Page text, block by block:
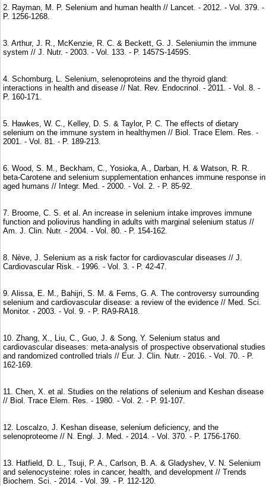
2. Rayman, M. P. Selenium and human health // Lancet. - 2012. - Vol. 379. -
P. 1256-1268.
3. Arthur, J. R., McKenzie, R. C. & Beckett, G. J. Seleniumin the immune
system // J. Nutr. - 2003. - Vol. 133. - P. 1457S-1459S.
4. Schomburg, L. Selenium, selenoproteins and the thyroid gland:
interactions in health and disease // Nat. Rev. Endocrinol. - 2011. - Vol. 8. -
P. 160-171.
5. Hawkes, W. C., Kelley, D. S. & Taylor, P. C. The effects of dietary
selenium on the immune system in healthymen // Biol. Trace Elem. Res. -
2001. - Vol. 81. - P. 189-213.
6. Wood, S. M., Beckham, C., Yosioka, A., Darban, H. & Watson, R. R.
beta-Carotene and selenium supplementation enhances immune response in
aged humans // Integr. Med. - 2000. - Vol. 2. - P. 85-92.
7. Broome, C. S. et al. An increase in selenium intake improves immune
function and poliovirus handling in adults with marginal selenium status //
Am. J. Clin. Nutr. - 2004. - Vol. 80. - P. 154-162.
8. Nève, J. Selenium as a risk factor for cardiovascular diseases // J.
Cardiovascular Risk. - 1996. - Vol. 3. - P. 42-47.
9. Alissa, E. M., Bahijri, S. M. & Ferns, G. A. The controversy surrounding
selenium and cardiovascular disease: a review of the evidence // Med. Sci.
Monitor. - 2003. - Vol. 9. - P. RA9-RA18.
10. Zhang, X., Liu, C., Guo, J. & Song, Y. Selenium status and
cardiovascular diseases: meta-analysis of prospective observational studies
and randomized controlled trials // Eur. J. Clin. Nutr. - 2016. - Vol. 70. - P.
162-169.
11. Chen, X. et al. Studies on the relations of selenium and Keshan disease
// Biol. Trace Elem. Res. - 1980. - Vol. 2. - P. 91-107.
12. Loscalzo, J. Keshan disease, selenium deficiency, and the
selenoproteome // N. Engl. J. Med. - 2014. - Vol. 370. - P. 1756-1760.
13. Hatfield, D. L., Tsuji, P. A., Carlson, B. A. & Gladyshev, V. N. Selenium
and selenocysteine: roles in cancer, health, and development // Trends
Biochem. Sci. - 2014. - Vol. 39. - P. 112-120.